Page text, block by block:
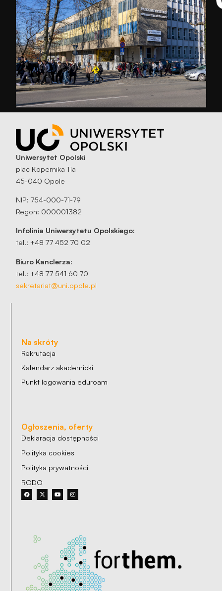
Uniwersytet Opolski
plac Kopernika 11a
45-040 Opole
NIP: 754-000-71-79
Regon: 000001382
Infolinia Uniwersytetu Opolskiego:
tel.: +48 77 452 70 02
Biuro Kanclerza:
tel.: +48 77 541 60 70
sekretariat@uni.opole.pl
Na skróty
Rekrutacja
Kalendarz akademicki
Punkt logowania eduroam
Ogłoszenia, oferty
Deklaracja dostępności
Polityka cookies
Polityka prywatności
RODO